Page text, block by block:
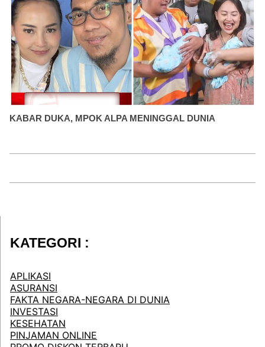
KABAR DUKA, MPOK ALPA MENINGGAL DUNIA
KATEGORI :
APLIKASI
ASURANSI
FAKTA NEGARA-NEGARA DI DUNIA
INVESTASI
KESEHATAN
PINJAMAN ONLINE